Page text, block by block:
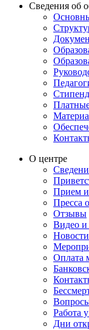
Сведения об
О центре
Прием и
Пресса
Отзывы
Видео и
Новости
Оплата
Работа
Дни